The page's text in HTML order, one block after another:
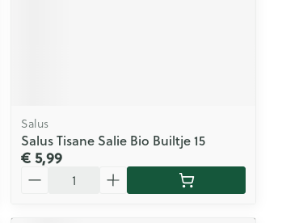
Salus
Salus Tisane Salie Bio Builtje 15
€ 5,99